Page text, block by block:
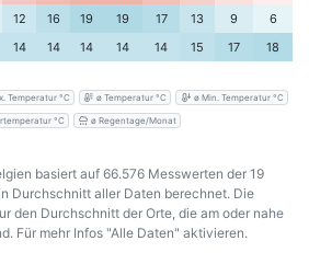
12 16 19 19 17 13 9
6
14 14 14 14 14 15 17 18
Temperatur °C ø Temperatur °C ø Min. Temperatur °C
°C ø Regentage/Monat
basiert auf 66.576 Messwerten der 19
Durchschnitt aller Daten berechnet. Die
den Durchschnitt der Orte, die am oder nahe
Für mehr Infos "Alle Daten" aktivieren.